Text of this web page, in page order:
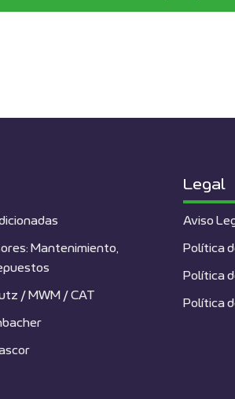
Mantenimiento,
/ MWM / CAT
Legal
Aviso
Política
Política
Política